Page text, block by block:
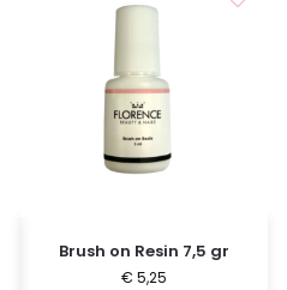
Brush on Resin 7,5 gr
€ 5,25